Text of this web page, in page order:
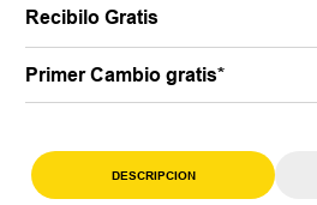
Recibilo Gratis
Primer Cambio gratis*
DESCRIPCION